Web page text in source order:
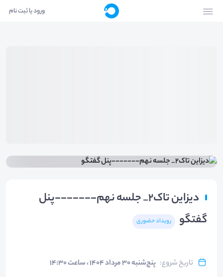
ورود یا ثبت نام
دیزاین تاک۲_ جلسه نهم-------پنل
گفتگو
رویداد حضوری
تاریخ شروع: پنج‌شنبه ۳۰ مرداد ۱۴۰۴ ، ساعت ۱۴:۳۰